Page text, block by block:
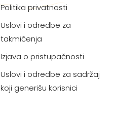
Politika privatnosti
Uslovi i odredbe za
takmičenja
Izjava o pristupačnosti
Uslovi i odredbe za sadržaj
koji generišu korisnici